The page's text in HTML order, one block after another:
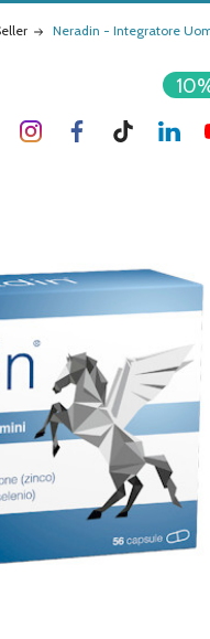
Neradin - Integratore